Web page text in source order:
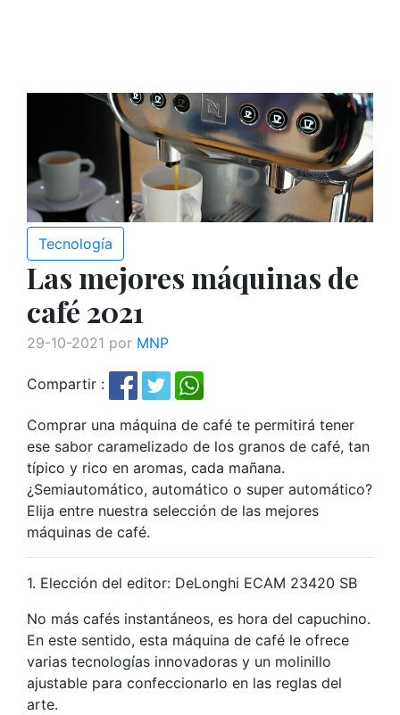
Tecnología
Las mejores máquinas de
café 2021
29-10-2021 por MNP
Compartir :
Comprar una máquina de café te permitirá tener
ese sabor caramelizado de los granos de café, tan
típico y rico en aromas, cada mañana.
¿Semiautomático, automático o super automático?
Elija entre nuestra selección de las mejores
máquinas de café.
1. Elección del editor: DeLonghi ECAM 23420 SB
No más cafés instantáneos, es hora del capuchino.
En este sentido, esta máquina de café le ofrece
varias tecnologías innovadoras y un molinillo
ajustable para confeccionarlo en las reglas del
arte.